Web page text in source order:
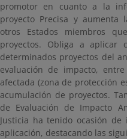
promotor en cuanto a la
proyecto Precisa y aumenta
otros Estados miembros
proyectos. Obliga a aplicar
determinados proyectos del
evaluación de impacto,
afectada (zona de protección
acumulación de proyectos.
de Evaluación de Impacto
Justicia ha tenido ocasión
aplicación, destacando las